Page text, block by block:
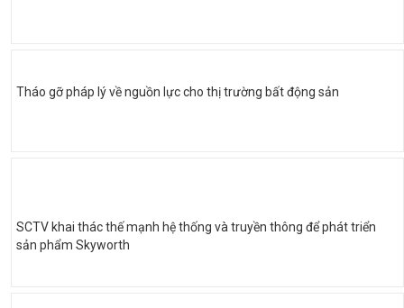
Tháo gỡ pháp lý về nguồn lực cho thị trường bất động sản
SCTV khai thác thế mạnh hệ thống và truyền thông để phát triển
sản phẩm Skyworth